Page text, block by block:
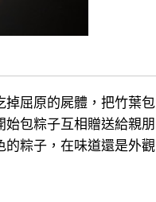
掉屈原的屍體，把竹葉包
包粽子互相贈送給親朋
的粽子，在味道還是外觀